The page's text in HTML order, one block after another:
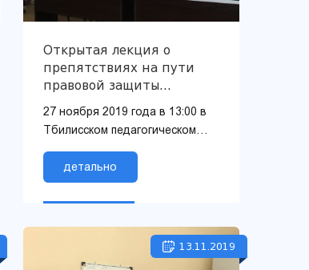
Открытая лекция о
препятствиях на пути
правовой защиты
внутренне перемещенных
27 ноября 2019 года в 13:00 в
Тбилисском педагогическом
прошла публичная лекция на
тему «Препятствия на пу...
детально
13.11.2019